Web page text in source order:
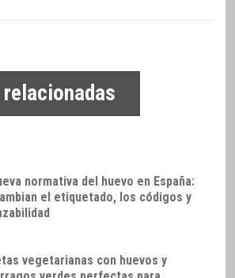
normativa del huevo en España:
el etiquetado, los códigos y
vegetarianas con huevos y